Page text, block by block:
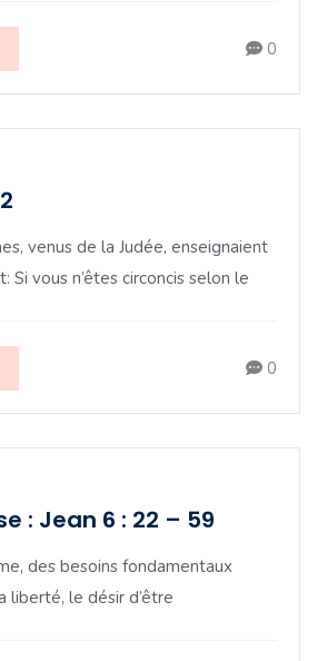
0
venus de la Judée, enseignaient
Si vous n’êtes circoncis selon le
0
: Jean 6 : 22 – 59
des besoins fondamentaux
liberté, le désir d’être